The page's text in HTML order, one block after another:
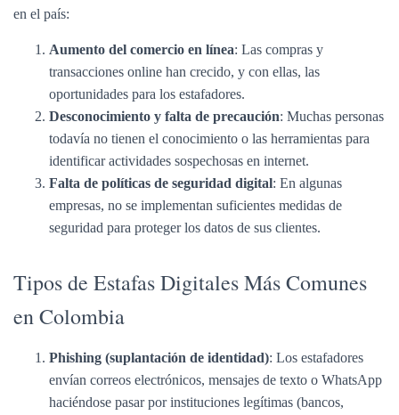
en el país:
Aumento del comercio en línea: Las compras y
transacciones online han crecido, y con ellas, las
oportunidades para los estafadores.
Desconocimiento y falta de precaución: Muchas personas
todavía no tienen el conocimiento o las herramientas para
identificar actividades sospechosas en internet.
Falta de políticas de seguridad digital: En algunas
empresas, no se implementan suficientes medidas de
seguridad para proteger los datos de sus clientes.
Tipos de Estafas Digitales Más Comunes
en Colombia
Phishing (suplantación de identidad): Los estafadores
envían correos electrónicos, mensajes de texto o WhatsApp
haciéndose pasar por instituciones legítimas (bancos,